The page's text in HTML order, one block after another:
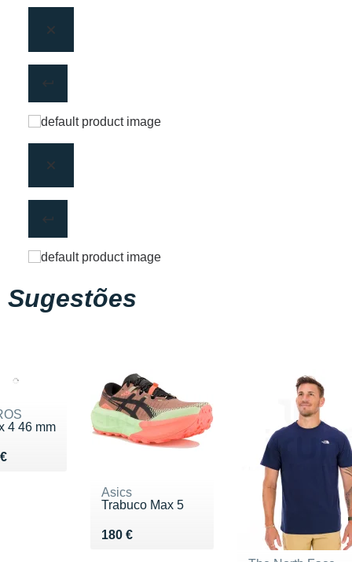
Sugestões
4 46 mm
499 €
Asics
Trabuco Max 5
180 €
Vendu 180 €